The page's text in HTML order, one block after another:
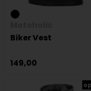
Biker Vest
149,00